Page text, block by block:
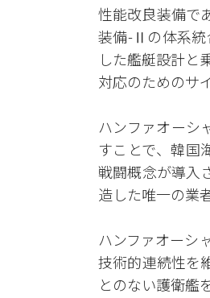
性能改良装備で
装備-Ⅱの体系統
した艦艇設計と
対応のためのサ
ハンファオー
すことで、韓国
戦闘概念が導入
造した唯一の業者
ハンファオーシ
技術的連続性を
とのない護衛艦